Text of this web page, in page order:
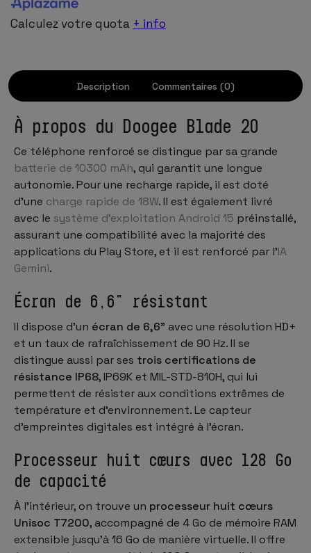
Calculez votre quota + info
Description Commentaires (0)
À propos du Doogee Blade 20
Ce téléphone renforcé se distingue par sa grande
batterie de 10300 mAh, qui garantit une longue
autonomie. Pour une recharge rapide, il est doté
d’une charge rapide de 18W. Il est également livré
avec le système d’exploitation Android 15 préinstallé,
assurant une compatibilité avec la majorité des
applications du Play Store, et il est renforcé par l’IA
Gemini.
Écran de 6,6" résistant
Il dispose d’un écran de 6,6" avec une résolution HD+
et un taux de rafraîchissement de 90 Hz. Il se
distingue aussi par ses trois certifications de
résistance IP68, IP69K et MIL-STD-810H, qui lui
permettent de résister aux conditions extrêmes de
température et d’environnement. Le capteur
d’empreintes digitales est intégré à l’écran.
Processeur huit cœurs avec 128 Go
de capacité
À l’intérieur, on trouve un processeur huit cœurs
Unisoc T7200, accompagné de 4 Go de mémoire RAM
extensible jusqu’à 16 Go de manière virtuelle. Il offre